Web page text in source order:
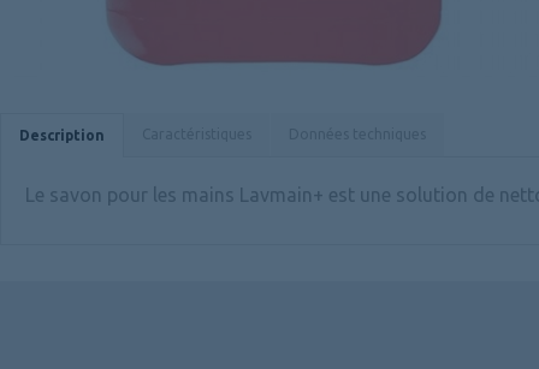
Description
Le savon pour les mains Lavmain+ est une solution de